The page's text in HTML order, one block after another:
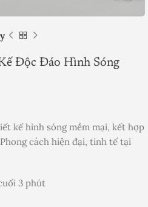
Độc Đáo Hình Sóng
kế hình sóng mềm mại, kết hợp
cách hiện đại, tinh tế tại
3 phút